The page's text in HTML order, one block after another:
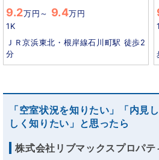
9.2万円～ 9.4万円
1K
ＪＲ京浜東北・根岸線石川町駅 徒歩2
分
「空室状況を知りたい」「内見
しく知りたい」と思ったら
株式会社リブマックスプロパ